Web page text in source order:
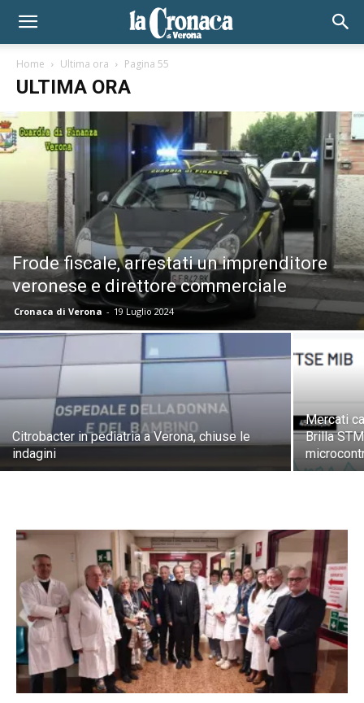
Home Ultima ora Pagina 55
ULTIMA ORA
Frode fiscale, arrestati un imprenditore
veronese e direttore commerciale
Cronaca di Verona - 19 Luglio 2024
Citrobacter in pediatria a Verona, chiuse le
indagini
Mercati
Brilla